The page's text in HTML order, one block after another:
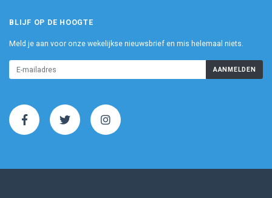
BLIJF OP DE HOOGTE
Meld je aan voor onze wekelijkse nieuwsbrief en mis helemaal niets.
AANMELDEN